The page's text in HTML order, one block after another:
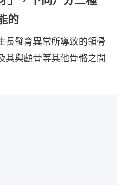
的
長發育異常所導致的頜骨
其與顱骨等其他骨骼之間